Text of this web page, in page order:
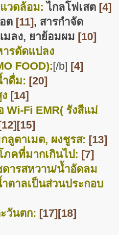
แวดล้อม:ไกลโฟเสต [4]
ต [11], สารกำจัด
มลง, ยาย้อมผม [10]
รดัดแปลง
FOOD):[/b] [4]
ำดื่ม: [20]
[14]
Fi EMR( รังสีแม่
[15]
ลูตาเมต, ผงชูรส: [13]
ภคที่มากเกินไป: [7]
ารสหวาน/น้ำอัดลม
ตาลเป็นส่วนประกอบ
วันตก: [17][18]